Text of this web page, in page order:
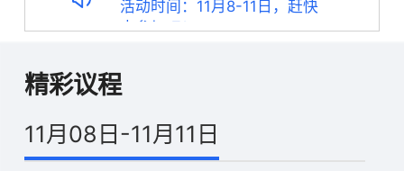
故” 11月8日·乌镇见！
现场参与奇安信展位互动活
活动时间：11月8-11日，赶快
来参加吧！
精彩议程
11月08日-11月11日